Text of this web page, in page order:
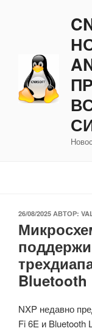
ОПУБЛИКОВАНО
26/08/2025 АВТОР:
NXP недавно
Fi 6E и Bluetooth